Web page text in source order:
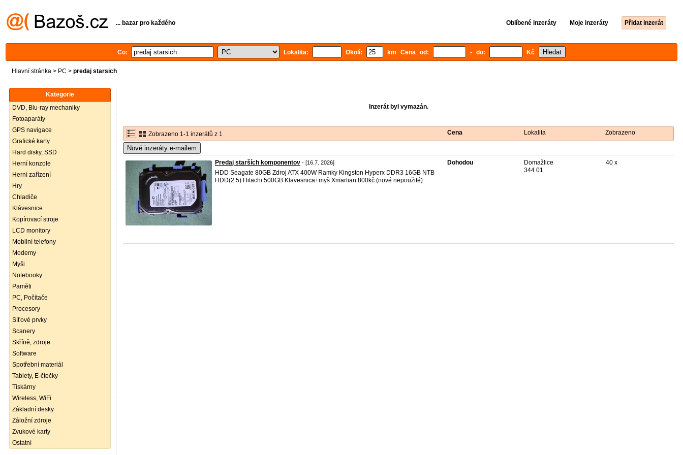
... bazar pro každého Oblíbené inzeráty Moje inzeráty Přidat inzerát
Co: Lokalita: Okolí: km Cena od: - do: Kč
Hlavní stránka > PC > predaj starsich
Kategorie
DVD, Blu-ray mechaniky
Fotoaparáty
GPS navigace
Grafické karty
Hard disky, SSD
Herní konzole
Herní zařízení
Hry
Chladiče
Klávesnice
Kopírovací stroje
LCD monitory
Mobilní telefony
Modemy
Myši
Notebooky
Paměti
PC, Počítače
Procesory
Síťové prvky
Scanery
Skříně, zdroje
Software
Spotřební materiál
Tablety, E-čtečky
Tiskárny
Wireless, WiFi
Základní desky
Záložní zdroje
Zvukové karty
Ostatní
Inzerát byl vymazán.
Zobrazeno 1-1 inzerátů z 1 Cena Lokalita Zobrazeno
Nové inzeráty e-mailem
Predaj starších komponentov - [16.7. 2026]
HDD Seagate 80GB Zdroj ATX 400W Ramky Kingston Hyperx DDR3 16GB NTB
HDD(2.5) Hitachi 500GB Klavesnica+myš Xmartian 800kč (nové nepoužité)
Dohodou
Domažlice
344 01
40 x